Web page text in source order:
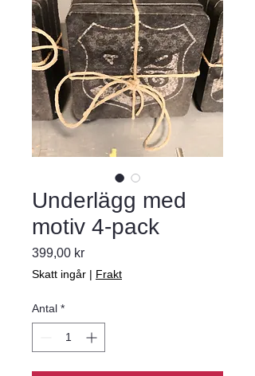
Underlägg med
motiv 4-pack
399,00 krPris
Skatt ingår | Frakt
Antal *